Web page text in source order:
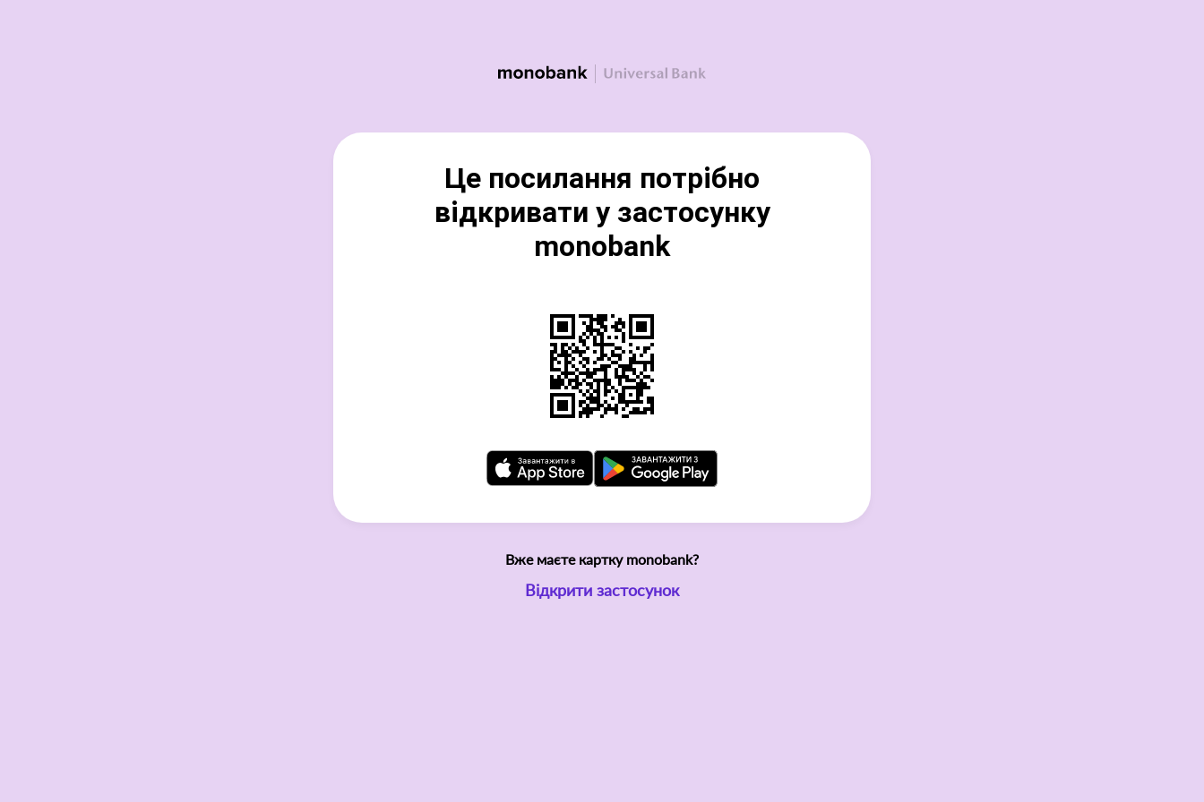
Це посилання потрібно
відкривати у застосунку
monobank
Вже маєте картку monobank?
Відкрити застосунок